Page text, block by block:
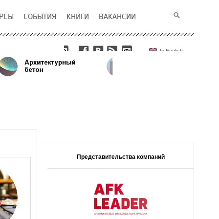
СОБЫТИЯ КНИГИ ВАКАНСИИ
In English
Представительства компаний